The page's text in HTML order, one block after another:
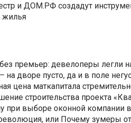
и ДОМ.РФ создадут
премьер: девелоперы легли
на дворе пусто, да и в поле
цена маткапитала
строительства проекта
при выборе оконной компании
или Почему зумеры